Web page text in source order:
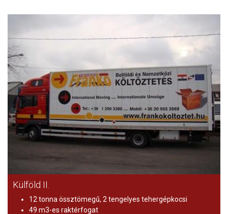
Külföld II.
12 tonna össztömegű, 2 tengelyes tehergépkocsi
49 m3-es raktérfogat